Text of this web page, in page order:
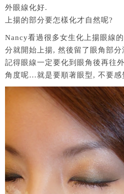
外眼線化好.
上揚的部分要怎樣化才自然呢?
Nancy看過很多女生化上揚眼線
分就開始上揚, 然後留了眼角部
記得眼線一定要化到眼角後再往
角度呢…就是要順著眼型, 不要感